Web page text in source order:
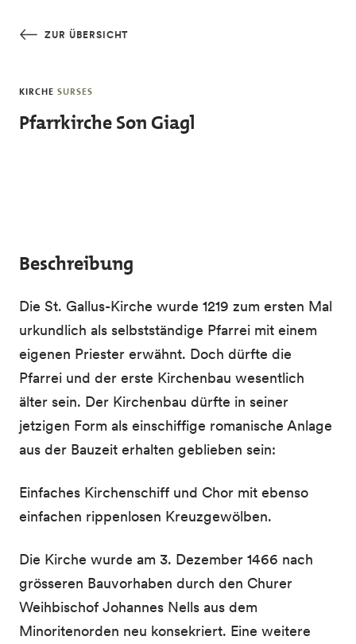
ZUR ÜBERSICHT
KIRCHE SURSES
Pfarrkirche Son Giagl
Beschreibung
Die St. Gallus-Kirche wurde 1219 zum ersten Mal
urkundlich als selbstständige Pfarrei mit einem
eigenen Priester erwähnt. Doch dürfte die
Pfarrei und der erste Kirchenbau wesentlich
älter sein. Der Kirchenbau dürfte in seiner
jetzigen Form als einschiffige romanische Anlage
aus der Bauzeit erhalten geblieben sein:
Einfaches Kirchenschiff und Chor mit ebenso
einfachen rippenlosen Kreuzgewölben.
Die Kirche wurde am 3. Dezember 1466 nach
grösseren Bauvorhaben durch den Churer
Weihbischof Johannes Nells aus dem
Minoritenorden neu konsekriert. Eine weitere